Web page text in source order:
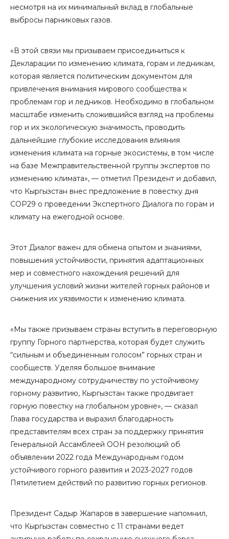
несмотря на их минимальный вклад в глобальные
выбросы парниковых газов.
«В этой связи мы призываем присоединиться к
Декларации по изменению климата, горам и ледникам,
которая является политическим документом для
привлечения внимания мирового сообщества к
проблемам гор и ледников. Необходимо в глобальном
масштабе изменить сложившийся взгляд на проблемы
гор и их экологическую значимость, проводить
дальнейшие глубокие исследования влияния
изменения климата на горные экосистемы, в том числе
на базе Межправительственной группы экспертов по
изменению климата», — отметил Президент и добавил,
что Кыргызстан внес предложение в повестку дня
COP29 о проведении Экспертного Диалога по горам и
климату на ежегодной основе.
Этот Диалог важен для обмена опытом и знаниями,
повышения устойчивости, принятия адаптационных
мер и совместного нахождения решений для
улучшения условий жизни жителей горных районов и
снижения их уязвимости к изменению климата.
«Мы также призываем страны вступить в переговорную
группу Горного партнерства, которая будет служить
“сильным и объединенным голосом” горных стран и
сообществ. Уделяя большое внимание
международному сотрудничеству по устойчивому
горному развитию, Кыргызстан также продвигает
горную повестку на глобальном уровне», — сказал
Глава государства и выразил благодарность
представителям всех стран за поддержку принятия
Генеральной Ассамблеей ООН резолюций об
объявлении 2022 года Международным годом
устойчивого горного развития и 2023-2027 годов
Пятилетием действий по развитию горных регионов.
Президент Садыр Жапаров в завершение напомнил,
что Кыргызстан совместно с 11 странами ведет